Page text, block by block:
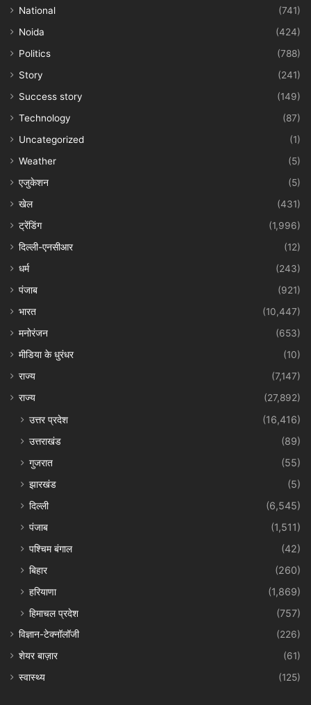
National
(741)
Noida
(424)
Politics
(788)
Story
(241)
Success story
(149)
Technology
(87)
Uncategorized
(1)
Weather
(5)
एजुकेशन
(5)
खेल
(431)
ट्रेंडिंग
(1,996)
दिल्ली-एनसीआर
(12)
धर्म
(243)
पंजाब
(921)
भारत
(10,447)
मनोरंजन
(653)
मीडिया के धुरंधर
(10)
राज्य
(7,147)
राज्य
(27,892)
उत्तर प्रदेश
(16,416)
उत्तराखंड
(89)
गुजरात
(55)
झारखंड
(5)
दिल्ली
(6,545)
पंजाब
(1,511)
पश्चिम बंगाल
(42)
बिहार
(260)
हरियाणा
(1,869)
हिमाचल प्रदेश
(757)
विज्ञान-टेक्नॉलॉजी
(226)
शेयर बाज़ार
(61)
स्वास्थ्य
(125)